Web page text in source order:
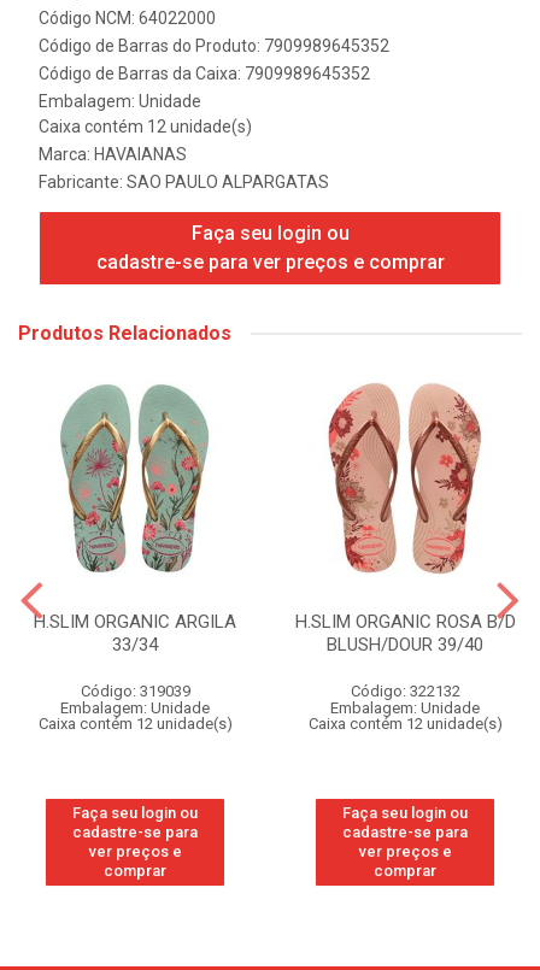
Código NCM: 64022000
Código de Barras do Produto: 7909989645352
Código de Barras da Caixa: 7909989645352
Embalagem: Unidade
Caixa contém 12 unidade(s)
Marca: HAVAIANAS
Fabricante: SAO PAULO ALPARGATAS
Faça seu login ou
cadastre-se para ver preços e comprar
Produtos Relacionados
H.SLIM ORGANIC ARGILA
33/34
Código: 319039
Embalagem: Unidade
Caixa contém 12 unidade(s)
Faça seu login ou
cadastre-se para
ver preços e
comprar
H.SLIM ORGANIC ROSA B/D
BLUSH/DOUR 39/40
Código: 322132
Embalagem: Unidade
Caixa contém 12 unidade(s)
Faça seu login ou
cadastre-se para
ver preços e
comprar